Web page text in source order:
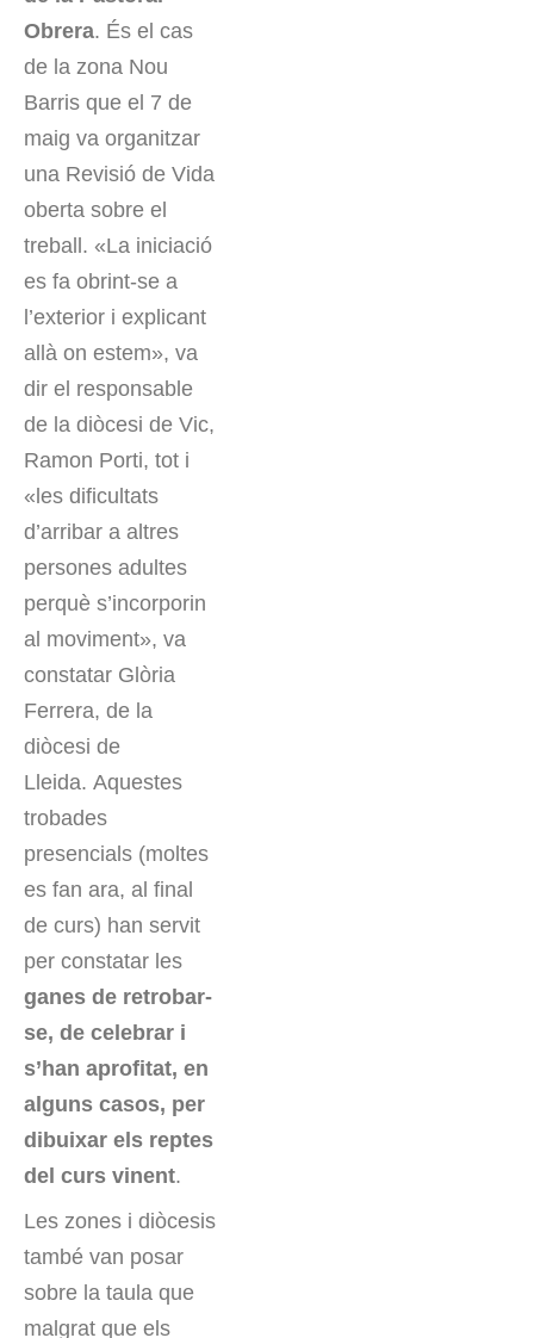
Obrera. És el cas
de la zona Nou
Barris que el 7 de
maig va organitzar
una Revisió de Vida
oberta sobre el
treball. «La iniciació
es fa obrint-se a
l’exterior i explicant
allà on estem», va
dir el responsable
de la diòcesi de Vic,
Ramon Porti, tot i
«les dificultats
d’arribar a altres
persones adultes
perquè s’incorporin
al moviment», va
constatar Glòria
Ferrera, de la
diòcesi de
Lleida. Aquestes
trobades
presencials (moltes
es fan ara, al final
de curs) han servit
per constatar les
ganes de retrobar-
se, de celebrar i
s’han aprofitat, en
alguns casos, per
dibuixar els reptes
del curs vinent.
Les zones i diòcesis
també van posar
sobre la taula que
malgrat que els